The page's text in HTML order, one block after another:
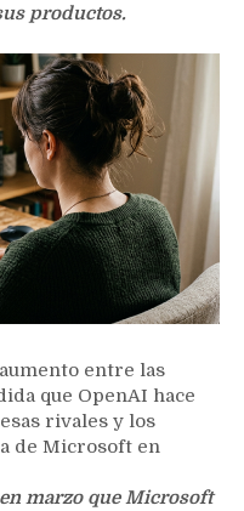
productos.
entre las
que OpenAI hace
rivales y los
de Microsoft en
marzo que Microsoft